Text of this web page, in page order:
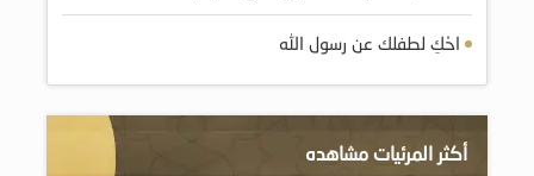
احْكِ لطفلك عن رسول الله
أكثر المرئيات مشاهده